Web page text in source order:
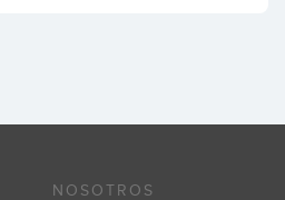
NOSOTROS